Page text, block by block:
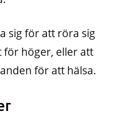
sig för att röra sig
för höger, eller att
för att hälsa.